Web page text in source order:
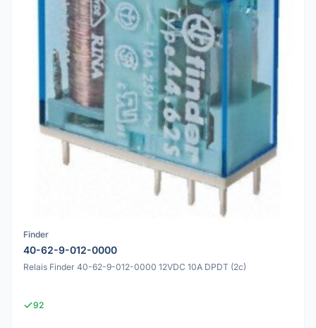
Finder
40-62-9-012-0000
Relais Finder 40-62-9-012-0000 12VDC 10A DPDT (2c)
92